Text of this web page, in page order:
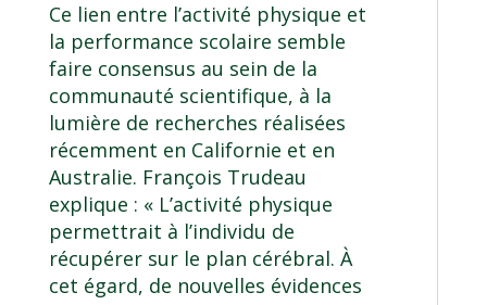
Ce lien entre l’activité physique et
la performance scolaire semble
faire consensus au sein de la
communauté scientifique, à la
lumière de recherches réalisées
récemment en Californie et en
Australie. François Trudeau
explique : « L’activité physique
permettrait à l’individu de
récupérer sur le plan cérébral. À
cet égard, de nouvelles évidences